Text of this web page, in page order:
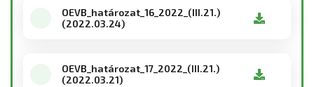
OEVB_határozat_16_2022_(III.21.)
(2022.03.24)
OEVB_határozat_17_2022_(III.21.)
(2022.03.21)